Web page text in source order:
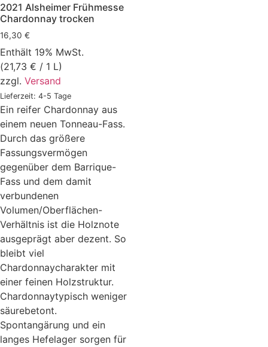
2021 Alsheimer Frühmesse
Chardonnay trocken
16,30 €
Enthält 19% MwSt.
(21,73 € / 1 L)
zzgl. Versand
Lieferzeit: 4-5 Tage
Ein reifer Chardonnay aus
einem neuen Tonneau-Fass.
Durch das größere
Fassungsvermögen
gegenüber dem Barrique-
Fass und dem damit
verbundenen
Volumen/Oberflächen-
Verhältnis ist die Holznote
ausgeprägt aber dezent. So
bleibt viel
Chardonnaycharakter mit
einer feinen Holzstruktur.
Chardonnaytypisch weniger
säurebetont.
Spontangärung und ein
langes Hefelager sorgen für